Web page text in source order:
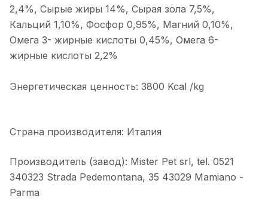
2,4%, Сырые жиры 14%, Сырая зола 7,5%,
Кальций 1,10%, Фосфор 0,95%, Магний 0,10%,
Омега 3- жирные кислоты 0,45%, Омега 6-
жирные кислоты 2,2%
Энергетическая ценность: 3800 Kcal /kg
Страна производителя: Италия
Производитель (завод): Mister Pet srl, tel. 0521
340323 Strada Pedemontana, 35 43029 Mamiano -
Parma